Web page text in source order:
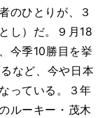
のひとりが、３
し）だ。９月18
今季10勝目を挙
など、今や日本
っている。３年
ルーキー・茂木